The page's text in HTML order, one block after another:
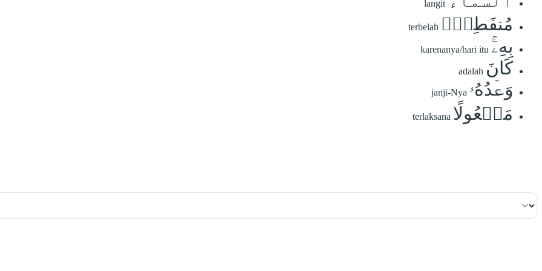
langit
مُنفَطِرُۢ terbelah
بِهِۦۚ karenanya/hari itu
كَانَ adalah
وَعۡدُهُۥ janji-Nya
مَفۡعُولًا terlaksana